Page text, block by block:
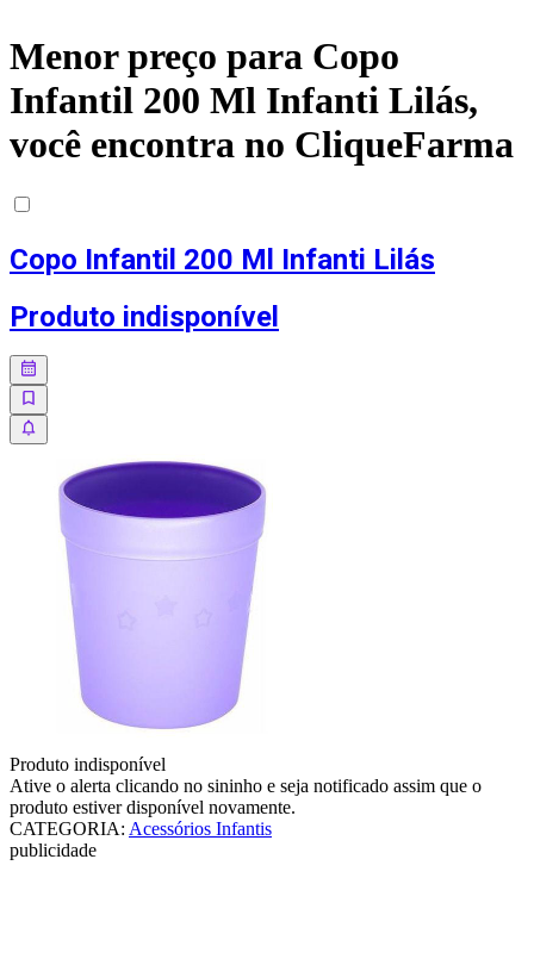
Menor preço para Copo
Infantil 200 Ml Infanti Lilás,
você encontra no CliqueFarma
Copo Infantil 200 Ml Infanti Lilás
Produto indisponível
Produto indisponível
Ative o alerta clicando no sininho e seja notificado assim que o
produto estiver disponível novamente.
CATEGORIA: Acessórios Infantis
publicidade